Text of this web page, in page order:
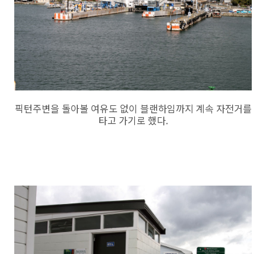
픽턴주변을 돌아볼 여유도 없이 블랜하임까지 계속 자전거를
타고 가기로 했다.